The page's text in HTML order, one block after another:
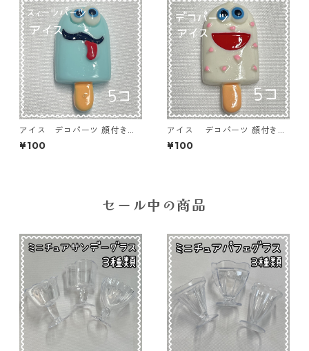
アイス デコパーツ 顔付きブ
ルー 5個入り 貼り付けパー
ツ【DP-IC-010ｂ】
¥100
アイス デコパーツ 顔付きホ
ワイト 5個入り 貼り付けパ
ーツ【DP-IC-009ｗ】
¥100
セール中の商品